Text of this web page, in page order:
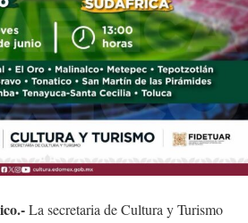
La secretaria de Cultura y Turismo